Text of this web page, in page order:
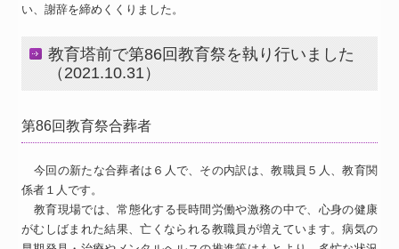
い、謝辞を締めくくりました。
教育塔前で第86回教育祭を執り行いました
（2021.10.31）
第86回教育祭合葬者
今回の新たな合葬者は６人で、その内訳は、教職員５人、教育関
係者１人です。
教育現場では、常態化する長時間労働や激務の中で、心身の健康
がむしばまれた結果、亡くなられる教職員が増えています。病気の